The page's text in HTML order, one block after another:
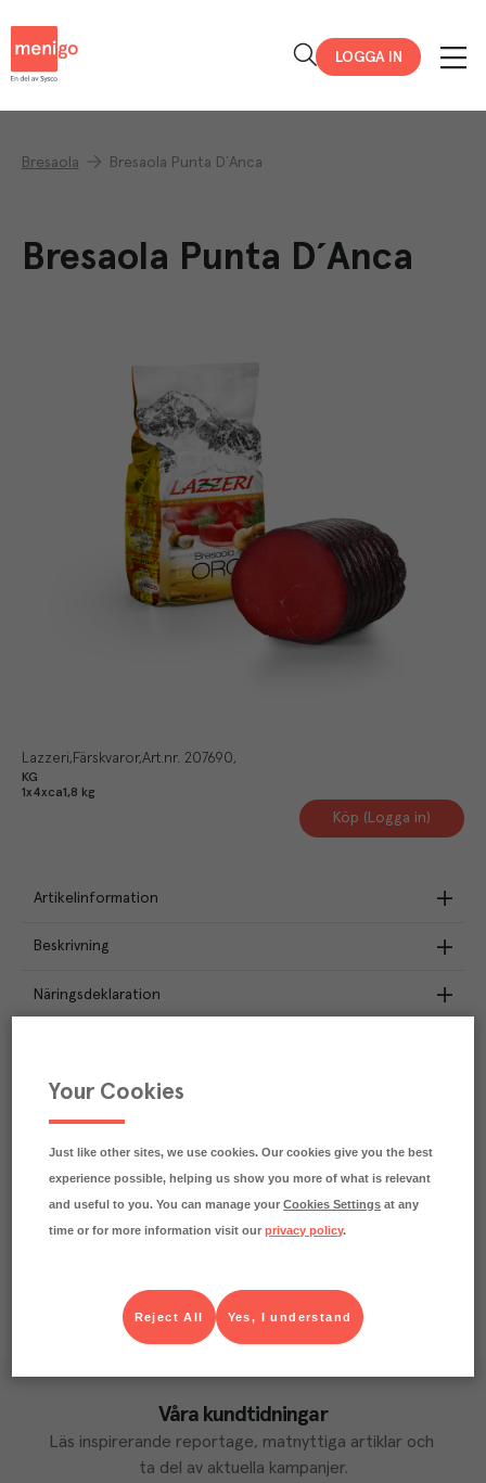
LOGGA IN
Bresaola Bresaola Punta D´Anca
Bresaola Punta D´Anca
Lazzeri Färskvaror Art.nr. 207690
KG
1x4xca1,8 kg
Köp (Logga in)
Artikelinformation
Beskrivning
Näringsdeklaration
Varje kilo av varan påverkar klimatet motsvarande
utsläppen av 21.5 kg koldioxid.
Våra kundtidningar
Läs inspirerande reportage, matnyttiga artiklar och
ta del av aktuella kampanjer.
Your Cookies
Just like other sites, we use cookies. Our cookies give you the best
experience possible, helping us show you more of what is relevant
and useful to you. You can manage yourCookies Settings at any
time or for more information visit ourprivacy policy.
Yes, I understand
Reject All